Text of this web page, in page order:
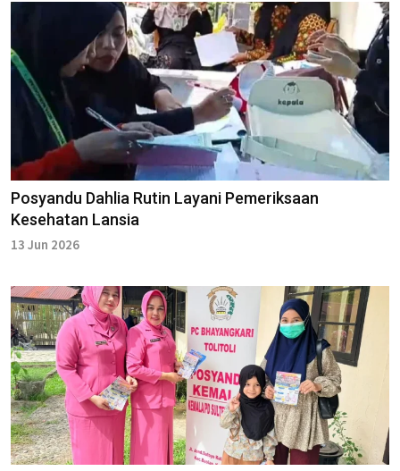
Posyandu Dahlia Rutin Layani Pemeriksaan
Kesehatan Lansia
13 Jun 2026